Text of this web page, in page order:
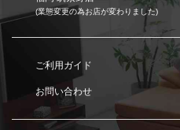
(業態変更の為お店が変わりました)
ご利用ガイド
お問い合わせ